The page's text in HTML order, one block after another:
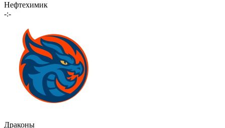
Нефтехимик
-:-
Драконы